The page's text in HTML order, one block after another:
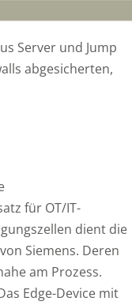
Server und Jump
abgesicherten,
für OT/IT-
dient die
Siemens. Deren
am Prozess.
Edge-Device mit